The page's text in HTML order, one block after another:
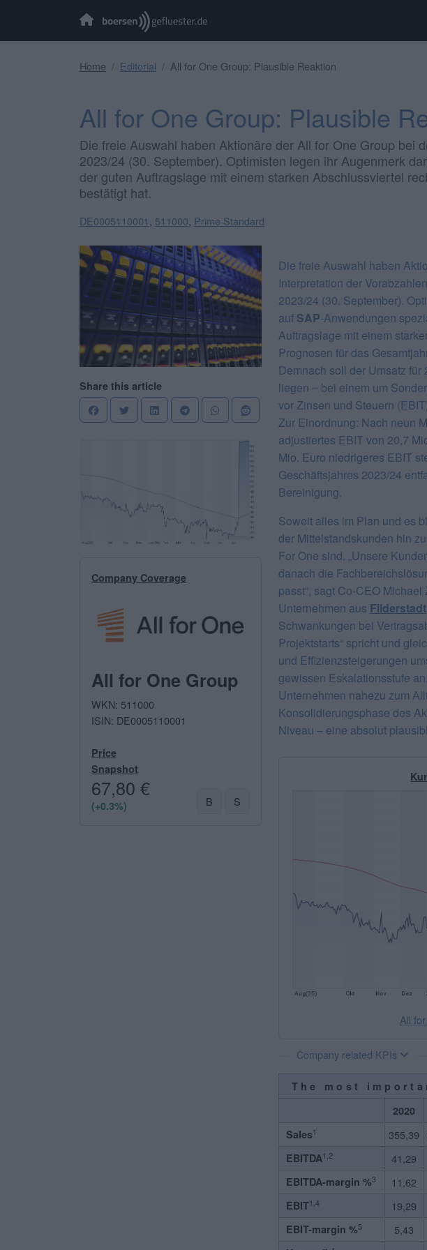
Home Editorial All for One Group: Plausible Reaktion
All for One Group: Plausible
Die freie Auswahl haben Aktionäre der All for One Group bei
2023/24 (30. September). Optimisten legen ihr Augenmerk
der guten Auftragslage mit einem starken Abschlussviertel
bestätigt hat.
DE0005110001 511000 Prime Standard
Share this article
Company Coverage
All for One Group
WKN: 511000
ISIN: DE0005110001
Price
Snapshot
67,80 €
(+0.3%) B S
Die freie Auswahl haben
Interpretation der
2023/24 (30. September).
auf SAP-Anwendungen
Auftragslage mit einem
Prognosen für das
Demnach soll der Umsatz
liegen – bei einem um
vor Zinsen und Steuern
Zur Einordnung: Nach neun
adjustiertes EBIT von 20,7
Mio. Euro niedrigeres EBIT
Geschäftsjahres 2023/24
Bereinigung.
Soweit alles im Plan und es
der Mittelstandskunden hin
For One sind. „Unsere
danach die
passt“, sagt Co-CEO
Unternehmen aus Filderstadt
Schwankungen bei
Projektstarts“ spricht und
und Effizienzsteigerungen
gewissen Eskalationsstufe
Unternehmen nahezu zum
Konsolidierungsphase des
Niveau – eine absolut
All
Company related KPIs
The most
2020
Sales1 355,39
EBITDA1,2 41,29
EBITDA-margin %3 11,62
EBIT1,4 19,29
EBIT-margin %5 5,43